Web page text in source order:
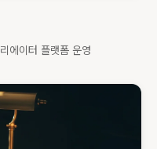
에이터 플랫폼 운영